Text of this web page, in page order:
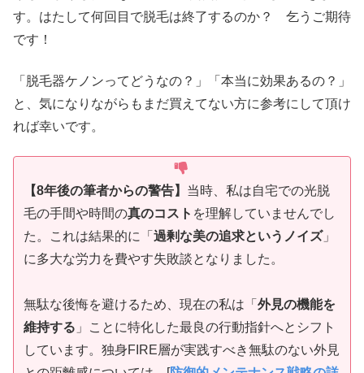
す。はたして何回目で脱毛は終了するのか？ 乞うご期待
です！
「脱毛器ケノンってどうなの？」「本当に効果あるの？」
と、気になりながらもまだ買えてない方に参考にして頂け
れば幸いです。
【8年後の筆者からの警告】 当時、私は自宅での光脱
毛の手間や時間の真のコスト を理解していませんでし
た。これは結果的に「 過剰な美の追求というノイズ」
に多大な労力を費やす失敗談となりました。
無駄な後悔を避けるため、現在の私は「 外見の機能を
維持する 」ことに特化した最良の行動指針へとシフト
しています。独身FIRE層が実践すべき無駄のない外見